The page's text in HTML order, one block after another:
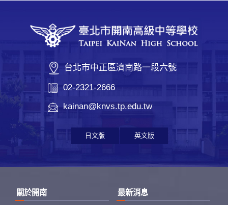
台北市中正區濟南路一段六號
02-2321-2666
kainan@knvs.tp.edu.tw
日文版 英文版
關於開南 最新消息